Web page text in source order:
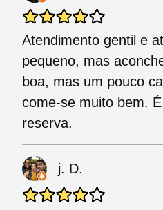
Atendimento gentil e
pequeno, mas
boa, mas um pouco
come-se muito bem.
reserva.
j. D.